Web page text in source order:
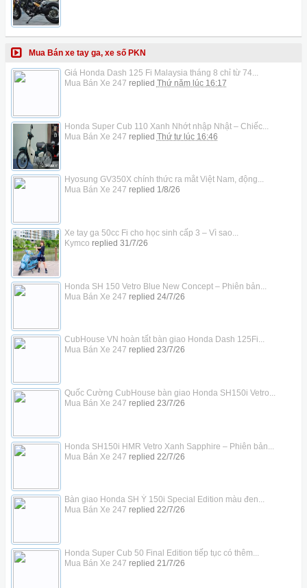
Mua Bán xe tay ga, xe số PKN
Giá Honda Dash 125 Fi Malaysia tháng 8 chỉ từ 74...
Mua Bán Xe 247 replied Thứ năm lúc 16:17
Honda Super Cub 110 Xanh Nhớt nhập Nhật – Chiếc...
Mua Bán Xe 247 replied Thứ tư lúc 16:46
Hyosung GV350X chính thức ra mắt Việt Nam, động...
Mua Bán Xe 247 replied 1/8/26
Xe tay ga 50cc Fi cho học sinh cấp 3 – Vì sao...
Kymco replied 31/7/26
Honda SH 150 Vetro Blue New Concept – Phiên bản...
Mua Bán Xe 247 replied 24/7/26
CubHouse VN hoàn tất bàn giao Honda Dash 125Fi...
Mua Bán Xe 247 replied 23/7/26
Quốc Cường CubHouse bàn giao Honda SH150i Vetro...
Mua Bán Xe 247 replied 23/7/26
Honda SH150i HMR Vetro Xanh Sapphire – Phiên bản...
Mua Bán Xe 247 replied 22/7/26
Bàn giao Honda SH Ý 150i Special Edition màu đen...
Mua Bán Xe 247 replied 22/7/26
Honda Super Cub 50 Final Edition tiếp tục có thêm...
Mua Bán Xe 247 replied 21/7/26